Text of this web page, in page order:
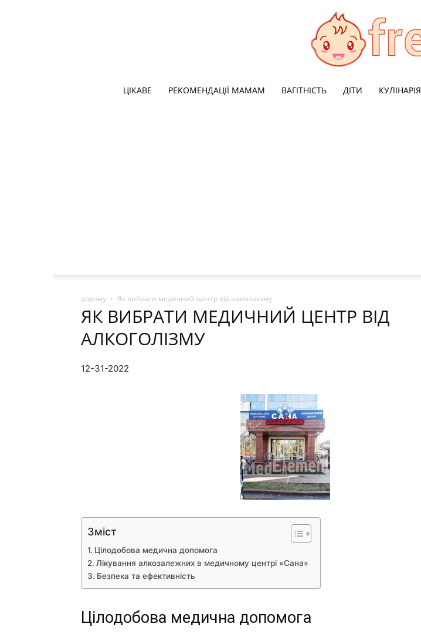
ЦІКАВЕ РЕКОМЕНДАЦІЇ МАМАМ ВАГІТНІСТЬ ДІТИ КУЛІНАРІЯ
додому Як вибрати медичний центр від алкоголізму
ЯК ВИБРАТИ МЕДИЧНИЙ ЦЕНТР ВІД
АЛКОГОЛІЗМУ
12-31-2022
Зміст
Цілодобова медична допомога
Лікування алкозалежних в медичному центрі «Сана»
Безпека та ефективність
Цілодобова медична допомога